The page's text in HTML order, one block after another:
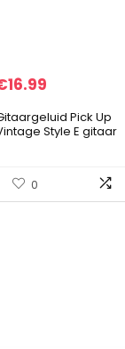
16.99
Pick Up
Style E gitaar
0